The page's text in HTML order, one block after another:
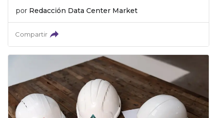
por Redacción Data Center Market
Compartir